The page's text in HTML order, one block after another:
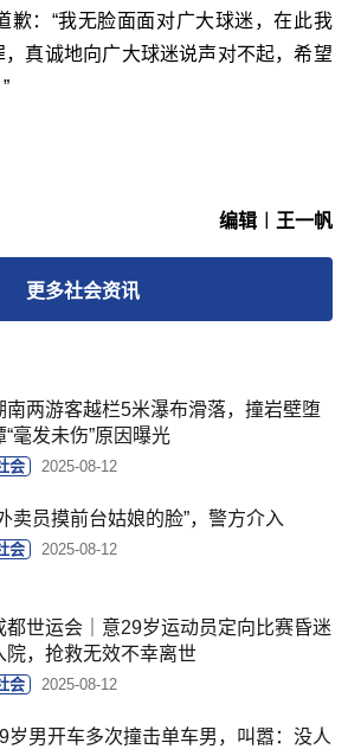
歉：“我无脸面面对广大球迷，在此我
真诚地向广大球迷说声对不起，希望
编辑︱王一帆
更多社会资讯
南两游客越栏5米瀑布滑落，撞岩壁堕
“毫发未伤”原因曝光
会 2025-08-12
卖员摸前台姑娘的脸”，警方介入
会 2025-08-12
都世运会｜意29岁运动员定向比赛昏迷
院，抢救无效不幸离世
会 2025-08-12
岁男开车多次撞击单车男，叫嚣：没人